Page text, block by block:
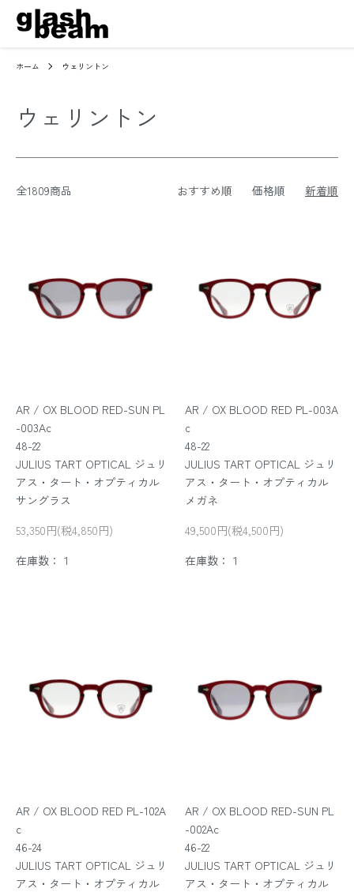
ホーム ウェリントン
ウェリントン
全1809商品 おすすめ順 価格順 新着順
AR / OX BLOOD RED-SUN PL
-003Ac
48-22
JULIUS TART OPTICAL ジュリ
アス・タート・オプティカル
サングラス
53,350円(税4,850円)
在庫数：１
AR / OX BLOOD RED PL-003A
c
48-22
JULIUS TART OPTICAL ジュリ
アス・タート・オプティカル
メガネ
49,500円(税4,500円)
在庫数：１
AR / OX BLOOD RED PL-102A
c
46-24
JULIUS TART OPTICAL ジュリ
アス・タート・オプティカル
AR / OX BLOOD RED-SUN PL
-002Ac
46-22
JULIUS TART OPTICAL ジュリ
アス・タート・オプティカル